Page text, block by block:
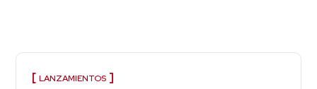
LANZAMIENTOS